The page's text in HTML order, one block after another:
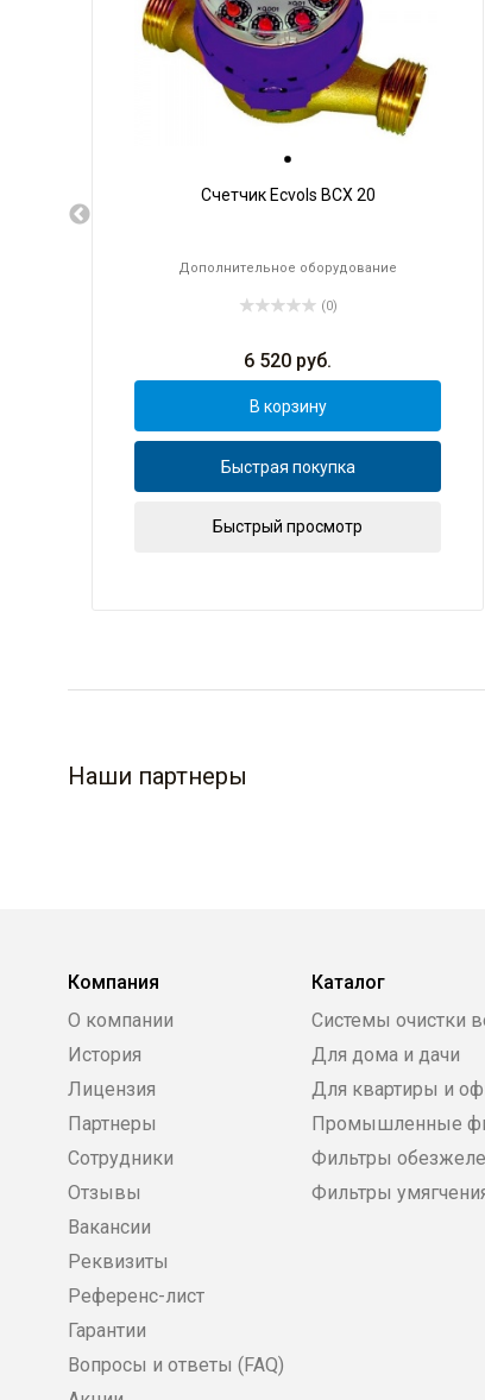
Счетчик Ecvols ВСХ 20
Дополнительное оборудование
(0)
6 520 руб.
В корзину
Быстрая покупка
Быстрый просмотр
Наши партнеры
Компания
О компании
История
Лицензия
Партнеры
Сотрудники
Отзывы
Вакансии
Реквизиты
Референс-лист
Гарантии
Вопросы и ответы (FAQ)
Каталог
Системы очистки
Для дома и дачи
Для квартиры и
Промышленные
Фильтры
Фильтры